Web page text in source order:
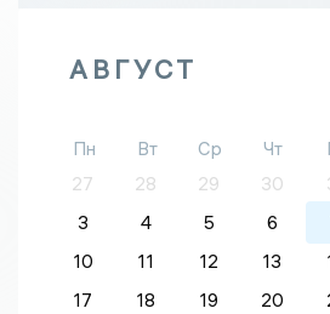
АВГУСТ
Пн Вт Ср Чт
27
28 29 30
3
4 5 6
10
11 12 13
17
18 19 20